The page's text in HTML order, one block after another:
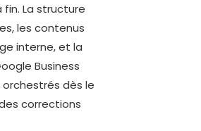
fin. La structure
les contenus
interne, et la
Business
dès le
corrections